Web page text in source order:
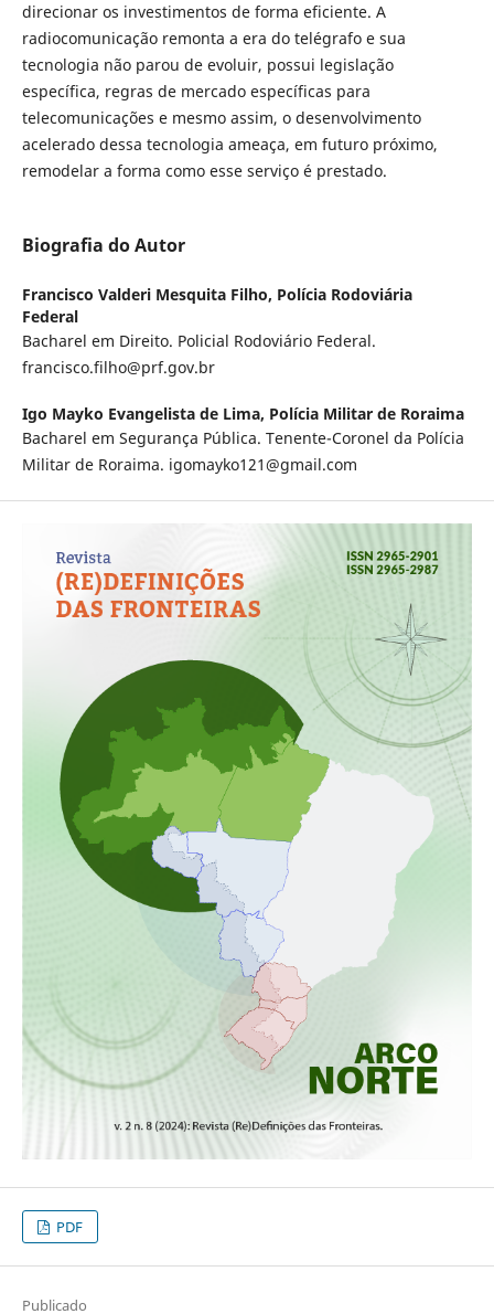
direcionar os investimentos de forma eficiente. A
radiocomunicação remonta a era do telégrafo e sua
tecnologia não parou de evoluir, possui legislação
específica, regras de mercado específicas para
telecomunicações e mesmo assim, o desenvolvimento
acelerado dessa tecnologia ameaça, em futuro próximo,
remodelar a forma como esse serviço é prestado.
Biografia do Autor
Francisco Valderi Mesquita Filho, Polícia Rodoviária
Federal
Bacharel em Direito. Policial Rodoviário Federal.
francisco.filho@prf.gov.br
Igo Mayko Evangelista de Lima, Polícia Militar de Roraima
Bacharel em Segurança Pública. Tenente-Coronel da Polícia
Militar de Roraima. igomayko121@gmail.com
PDF
Publicado